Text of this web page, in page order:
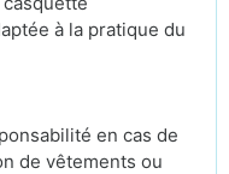
à la pratique du
en cas de
de vêtements ou